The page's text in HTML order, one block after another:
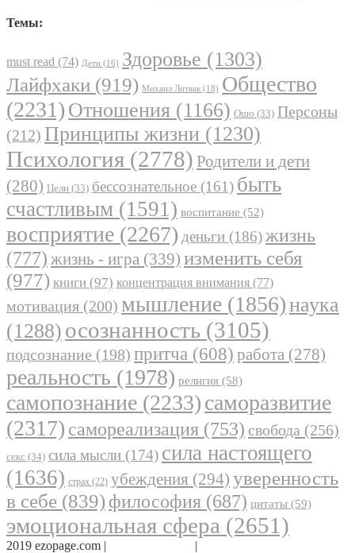
Темы:
must read (74) Дети (16) Здоровье (1303)
Лайфхаки (919) Михаил Литвак (18) Общество
(2231) Отношения (1166) Ошо (33) Персоны
(212) Принципы жизни (1230)
Психология (2778) Родители и дети
(280) Цели (33) бессознательное (161) быть
счастливым (1591) воспитание (52)
восприятие (2267) деньги (186)жизнь
(777) жизнь - игра (339) изменить себя
(977) книги (97) концентрация внимания (77)
мотивация (200) мышление (1856)наука
(1288) осознанность (3105)
подсознание (198) притча (608) работа (278)
реальность (1978) религия (58)
самопознание (2233)саморазвитие
(2317) самореализация (753) свобода (256)
секс (34) сила мысли (174) сила настоящего
(1636) страх (22) убеждения (294) уверенность
в себе (839) философия (687) цитаты (59)
эмоциональная сфера (2651)
2019 ezopage.com | |